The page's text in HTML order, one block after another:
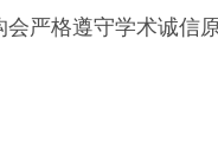
严格遵守学术诚信